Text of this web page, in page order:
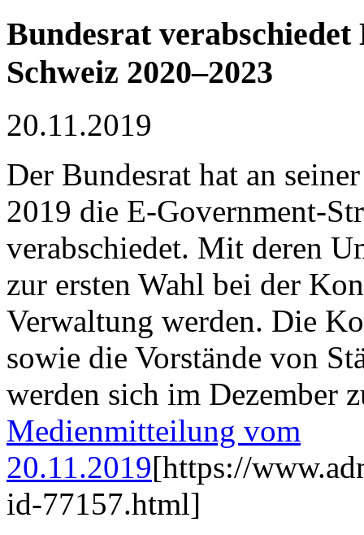
Bundesrat
Schweiz 2020–2023
20.11.2019
Der Bundesrat hat an
2019 die E-Government-
verabschiedet. Mit deren
zur ersten Wahl bei der
Verwaltung werden. Die
sowie die Vorstände von
werden sich im Dezember
Medienmitteilung vom
20.11.2019[https://
id-77157.html]